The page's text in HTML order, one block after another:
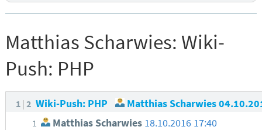
Matthias Scharwies: Wiki-
Push: PHP
1 2 Wiki-Push: PHP Matthias Scharwies
1 Matthias Scharwies 18.10.2016 17:40